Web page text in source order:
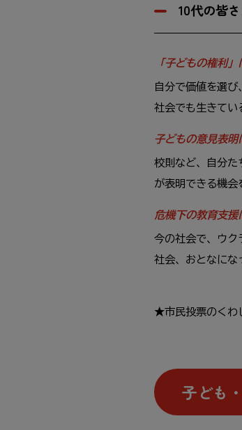
10代の皆
「子どもの権利」
自分で価値を選び、
社会でも生きてい
子どもの意見表明
校則 など、 自分た
が表明できる機会
危機下の教育支援
今の社会で、ウク
社会、おとなにな
★市民投票のくわ
子ども